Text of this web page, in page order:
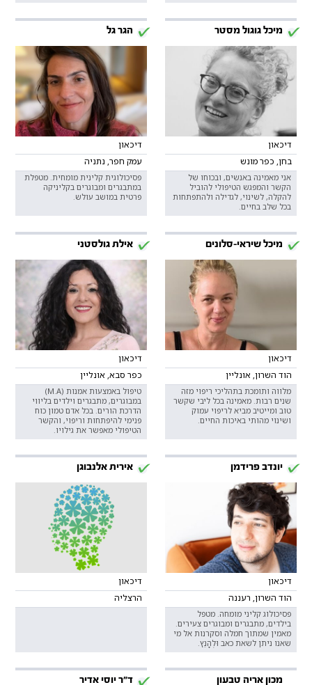
מיכל גוגול מסטר
דיכאון
בחן, כפר מונש
אני מאמינה באנשים, ובכוחו של
הקשר והמפגש הטיפולי להוביל
להקלה, לשינוי, לגדילה ולהתפתחות
בכל שלב בחיים.
הגר גל
דיכאון
עמק חפר, נתניה
פסיכולוגית קלינית מומחית. מטפלת
במתבגרים ומבוגרים בקליניקה
פרטית במושב עולש.
מיכל שיראי-סלונים
דיכאון
הוד השרון, אונליין
מלווה ותומכת בתהליכי ריפוי מזה
שנים רבות. מאמינה בכל ליבי שקשר
טוב ומייטיב מביא לריפוי עמוק
ושינוי מהותי באיכות החיים.
אילת גולסטני
דיכאון
כפר סבא, אונליין
טיפול באמצעות אמנות (M.A)
במבוגרים, מתבגרים וילדים בליווי
הדרכת הורים. בכל אדם טמון כוח
פנימי להיפתחות וריפוי, והקשר
הטיפולי מאפשר את גילויו.
יונדב פרידמן
דיכאון
הוד השרון, רעננה
פסיכולוג קליני מומחה. מטפל
בילדים, מתבגרים ומבוגרים צעירים.
מאמין שמתוך חמלה וסקרנות אל מי
שאנו ניתן לשאת כאב וּלְהָנֵץ.
אירית אלנבוגן
דיכאון
הרצליה
מכון אריה טבעון ד"ר יוסי אדיר